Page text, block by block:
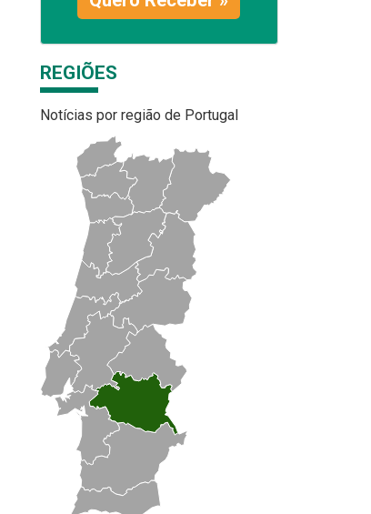
REGIÕES
Notícias por região de Portugal